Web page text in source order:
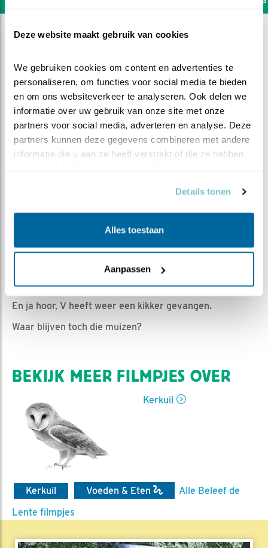
Deze website maakt gebruik van cookies
We gebruiken cookies om content en advertenties te
personaliseren, om functies voor social media te bieden
en om ons websiteverkeer te analyseren. Ook delen we
informatie over uw gebruik van onze site met onze
partners voor social media, adverteren en analyse. Deze
partners kunnen deze gegevens combineren met andere
informatie die u aan ze heeft verstrekt of die ze hebben
Details tonen
Alles toestaan
Aanpassen
V heeft een kikker gevangen
Marijke Heijne | Geplaatst op 6 maart 2024, 9:46 |
Vind ik leuk| Bewaar dit filmpje|
291x
En ja hoor, V heeft weer een kikker gevangen.
Waar blijven toch die muizen?
BEKIJK MEER FILMPJES OVER
Kerkuil
Kerkuil Voeden & Eten
Alle Beleef de
Lente filmpjes